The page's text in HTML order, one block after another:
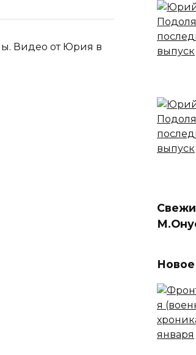
Видео от Юрия в
Новое